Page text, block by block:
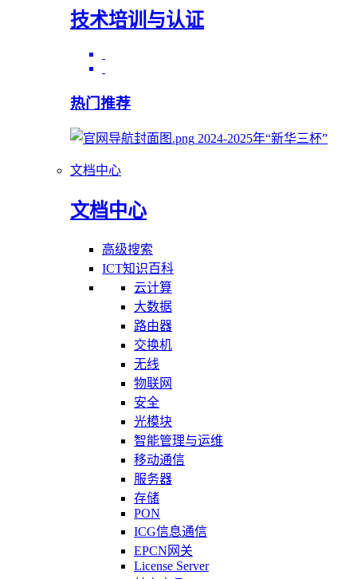
技术培训与认证
热门推荐
2024-2025年“新华三杯”
文档中心
文档中心
高级搜索
ICT知识百科
云计算
大数据
路由器
交换机
无线
物联网
安全
光模块
智能管理与运维
移动通信
服务器
存储
PON
ICG信息通信
EPCN网关
License Server